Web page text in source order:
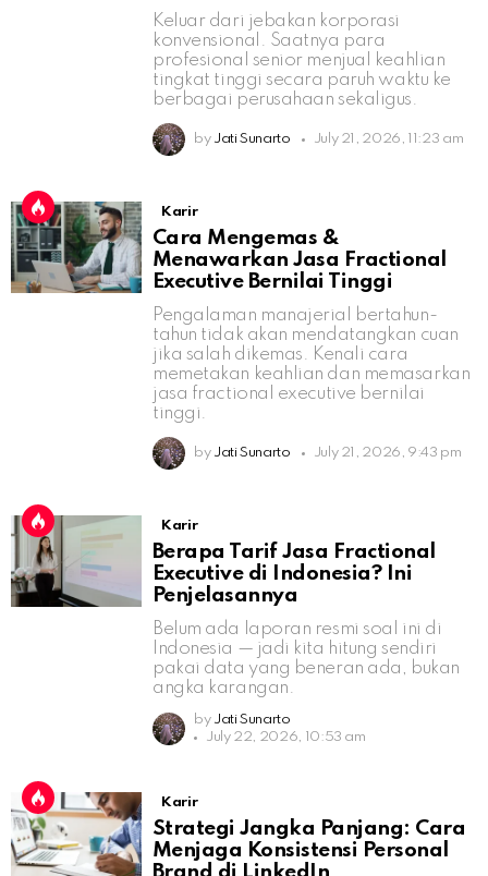
Keluar dari jebakan korporasi
konvensional. Saatnya para
profesional senior menjual keahlian
tingkat tinggi secara paruh waktu ke
berbagai perusahaan sekaligus.
by Jati Sunarto July 21, 2026, 11:23 am
Karir
Cara Mengemas &
Menawarkan Jasa Fractional
Executive Bernilai Tinggi
Pengalaman manajerial bertahun-
tahun tidak akan mendatangkan cuan
jika salah dikemas. Kenali cara
memetakan keahlian dan memasarkan
jasa fractional executive bernilai
tinggi.
by Jati Sunarto July 21, 2026, 9:43 pm
Karir
Berapa Tarif Jasa Fractional
Executive di Indonesia? Ini
Penjelasannya
Belum ada laporan resmi soal ini di
Indonesia — jadi kita hitung sendiri
pakai data yang beneran ada, bukan
angka karangan.
by Jati Sunarto
July 22, 2026, 10:53 am
Karir
Strategi Jangka Panjang: Cara
Menjaga Konsistensi Personal